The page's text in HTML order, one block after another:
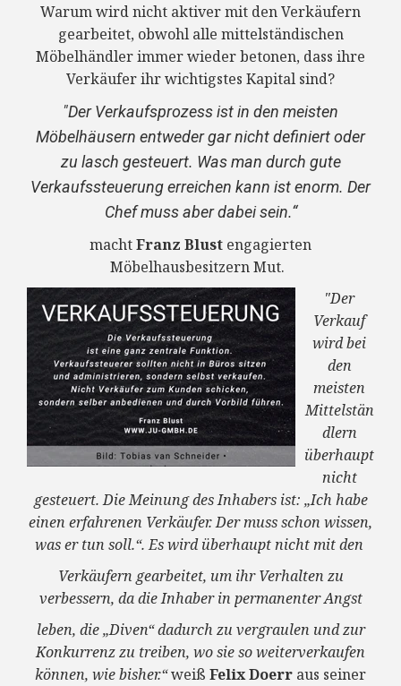
Warum wird nicht aktiver mit den Verkäufern
gearbeitet, obwohl alle mittelständischen
Möbelhändler immer wieder betonen, dass ihre
Verkäufer ihr wichtigstes Kapital sind?
"Der Verkaufsprozess ist in den meisten
Möbelhäusern entweder gar nicht definiert oder
zu lasch gesteuert. Was man durch gute
Verkaufssteuerung erreichen kann ist enorm. Der
Chef muss aber dabei sein.“
machtFranz Blust engagierten
Möbelhausbesitzern Mut.
"Der
Verkauf
wird bei
den
meisten
Mittelstän
dlern
überhaupt
nicht
gesteuert. Die Meinung des Inhabers ist: „Ich habe
einen erfahrenen Verkäufer. Der muss schon wissen,
was er tun soll.“. Es wird überhaupt nicht mit den
Verkäufern gearbeitet, um ihr Verhalten zu
verbessern, da die Inhaber in permanenter Angst
leben, die „Diven“ dadurch zu vergraulen und zur
Konkurrenz zu treiben, wo sie so weiterverkaufen
können, wie bisher.“weiß Felix Doerr aus seiner